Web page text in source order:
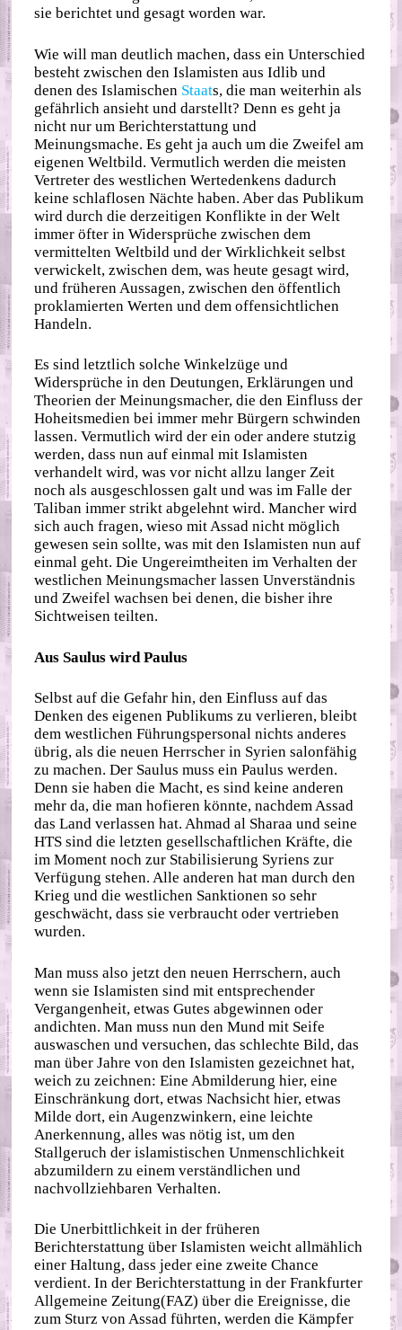
sie berichtet und gesagt worden war.
Wie will man deutlich machen, dass ein Unterschied
besteht zwischen den Islamisten aus Idlib und
denen des Islamischen Staats, die man weiterhin als
gefährlich ansieht und darstellt? Denn es geht ja
nicht nur um Berichterstattung und
Meinungsmache. Es geht ja auch um die Zweifel am
eigenen Weltbild. Vermutlich werden die meisten
Vertreter des westlichen Wertedenkens dadurch
keine schlaflosen Nächte haben. Aber das Publikum
wird durch die derzeitigen Konflikte in der Welt
immer öfter in Widersprüche zwischen dem
vermittelten Weltbild und der Wirklichkeit selbst
verwickelt, zwischen dem, was heute gesagt wird,
und früheren Aussagen, zwischen den öffentlich
proklamierten Werten und dem offensichtlichen
Handeln.
Es sind letztlich solche Winkelzüge und
Widersprüche in den Deutungen, Erklärungen und
Theorien der Meinungsmacher, die den Einfluss der
Hoheitsmedien bei immer mehr Bürgern schwinden
lassen. Vermutlich wird der ein oder andere stutzig
werden, dass nun auf einmal mit Islamisten
verhandelt wird, was vor nicht allzu langer Zeit
noch als ausgeschlossen galt und was im Falle der
Taliban immer strikt abgelehnt wird. Mancher wird
sich auch fragen, wieso mit Assad nicht möglich
gewesen sein sollte, was mit den Islamisten nun auf
einmal geht. Die Ungereimtheiten im Verhalten der
westlichen Meinungsmacher lassen Unverständnis
und Zweifel wachsen bei denen, die bisher ihre
Sichtweisen teilten.
Aus Saulus wird Paulus
Selbst auf die Gefahr hin, den Einfluss auf das
Denken des eigenen Publikums zu verlieren, bleibt
dem westlichen Führungspersonal nichts anderes
übrig, als die neuen Herrscher in Syrien salonfähig
zu machen. Der Saulus muss ein Paulus werden.
Denn sie haben die Macht, es sind keine anderen
mehr da, die man hofieren könnte, nachdem Assad
das Land verlassen hat. Ahmad al Sharaa und seine
HTS sind die letzten gesellschaftlichen Kräfte, die
im Moment noch zur Stabilisierung Syriens zur
Verfügung stehen. Alle anderen hat man durch den
Krieg und die westlichen Sanktionen so sehr
geschwächt, dass sie verbraucht oder vertrieben
wurden.
Man muss also jetzt den neuen Herrschern, auch
wenn sie Islamisten sind mit entsprechender
Vergangenheit, etwas Gutes abgewinnen oder
andichten. Man muss nun den Mund mit Seife
auswaschen und versuchen, das schlechte Bild, das
man über Jahre von den Islamisten gezeichnet hat,
weich zu zeichnen: Eine Abmilderung hier, eine
Einschränkung dort, etwas Nachsicht hier, etwas
Milde dort, ein Augenzwinkern, eine leichte
Anerkennung, alles was nötig ist, um den
Stallgeruch der islamistischen Unmenschlichkeit
abzumildern zu einem verständlichen und
nachvollziehbaren Verhalten.
Die Unerbittlichkeit in der früheren
Berichterstattung über Islamisten weicht allmählich
einer Haltung, dass jeder eine zweite Chance
verdient. In der Berichterstattung in der Frankfurter
Allgemeine Zeitung(FAZ) über die Ereignisse, die
zum Sturz von Assad führten, werden die Kämpfer